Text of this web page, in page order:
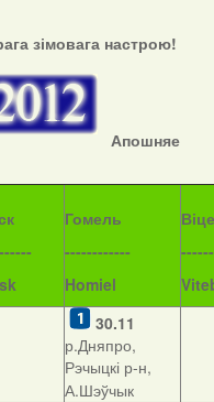
зімовага настрою!
Апошняе
Гомель
------------
Homiel
30.11
р.Дняпро,
Рэчыцкі р-н,
А.Шэўчык